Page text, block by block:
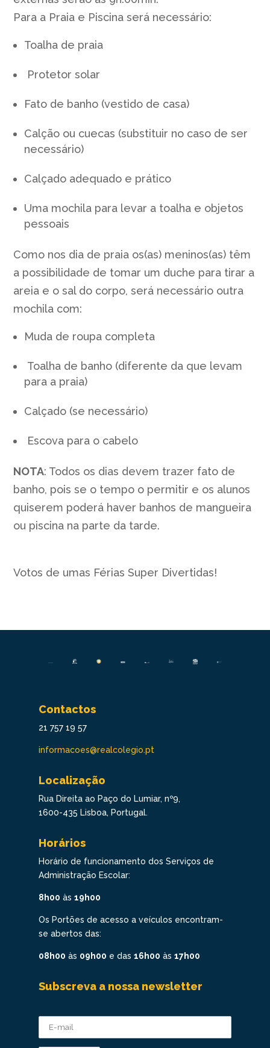
Para a Praia e Piscina será necessário:
Toalha de praia
Protetor solar
Fato de banho (vestido de casa)
Calção ou cuecas (substituir no caso de ser
necessário)
Calçado adequado e prático
Uma mochila para levar a toalha e objetos
pessoais
Como nos dia de praia os(as) meninos(as) têm
a possibilidade de tomar um duche para tirar a
areia e o sal do corpo, será necessário outra
mochila com:
Muda de roupa completa
Toalha de banho (diferente da que levam
para a praia)
Calçado (se necessário)
Escova para o cabelo
NOTA: Todos os dias devem trazer fato de
banho, pois se o tempo o permitir e os alunos
quiserem poderá haver banhos de mangueira
ou piscina na parte da tarde.
Votos de umas Férias Super Divertidas!
Contactos
21 757 19 57
informacoes@realcolegio.pt
Localização
Rua Direita ao Paço do Lumiar, nº9,
1600-435 Lisboa, Portugal.
Horários
Horário de funcionamento dos Serviços de
Administração Escolar:
8h00 às 19h00
Os Portões de acesso a veículos encontram-
se abertos das:
08h00 às 09h00 e das 16h00 às 17h00
Subscreva a nossa newsletter